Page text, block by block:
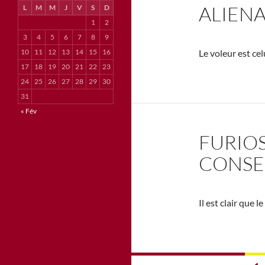
Le voleur est
Il est clair que
L M M J V S
D
1
2
3
4 5 6 7 8
9
10
11 12 13 14 15
16
17
18 19 20 21 22 23
24 25 26 27 28 29
30
31
« Fév